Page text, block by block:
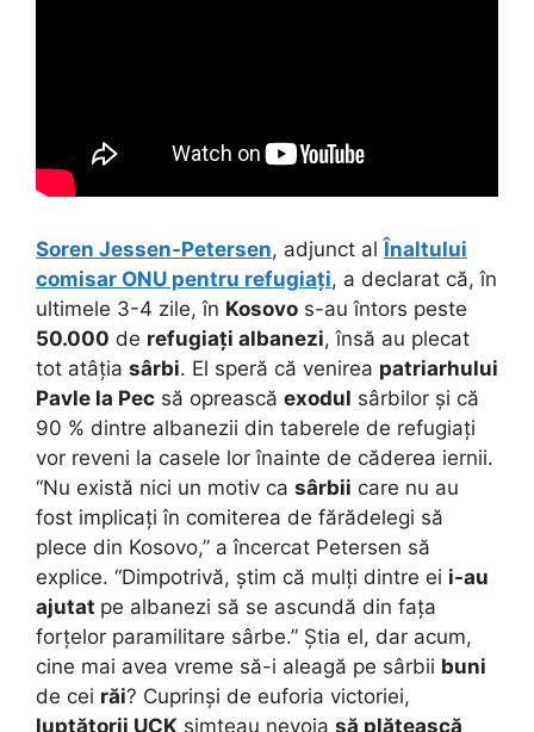
Soren Jessen-Petersen, adjunct al Înaltului
comisar ONU pentru refugiați, a declarat că, în
ultimele 3-4 zile, în Kosovo s-au întors peste
50.000 de refugiați albanezi, însă au plecat
tot atâția sârbi. El speră că venirea patriarhului
Pavle la Pec să oprească exodul sârbilor și că
90 % dintre albanezii din taberele de refugiați
vor reveni la casele lor înainte de căderea iernii.
“Nu există nici un motiv ca sârbii care nu au
fost implicați în comiterea de fărădelegi să
plece din Kosovo,” a încercat Petersen să
explice. “Dimpotrivă, știm că mulți dintre ei i-au
ajutat pe albanezi să se ascundă din fața
forțelor paramilitare sârbe.” Știa el, dar acum,
cine mai avea vreme să-i aleagă pe sârbii buni
de cei răi? Cuprinși de euforia victoriei,
luptătorii UCK simțeau nevoia să plătească